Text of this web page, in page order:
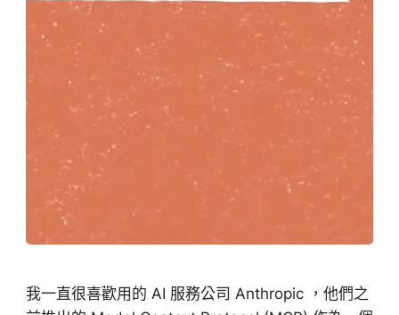
我一直很喜歡用的 AI 服務公司 Anthropic ，他們之